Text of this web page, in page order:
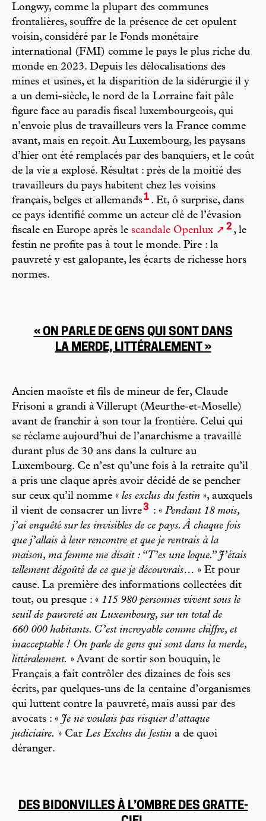
Longwy, comme la plupart des communes
frontalières, souffre de la présence de cet opulent
voisin, considéré par le Fonds monétaire
international (FMI) comme le pays le plus riche du
monde en 2023. Depuis les délocalisations des
mines et usines, et la disparition de la sidérurgie il y
a un demi-siècle, le nord de la Lorraine fait pâle
figure face au paradis fiscal luxembourgeois, qui
n’envoie plus de travailleurs vers la France comme
avant, mais en reçoit. Au Luxembourg, les paysans
d’hier ont été remplacés par des banquiers, et le coût
de la vie a explosé. Résultat : près de la moitié des
travailleurs du pays habitent chez les voisins
français, belges et allemands1 . Et, ô surprise, dans
ce pays identifié comme un acteur clé de l’évasion
fiscale en Europe après le scandale Openlux 2 , le
festin ne profite pas à tout le monde. Pire : la
pauvreté y est galopante, les écarts de richesse hors
normes.
« ON PARLE DE GENS QUI SONT DANS
LA MERDE, LITTÉRALEMENT »
Ancien maoïste et fils de mineur de fer, Claude
Frisoni a grandi à Villerupt (Meurthe-et-Moselle)
avant de franchir à son tour la frontière. Celui qui
se réclame aujourd’hui de l’anarchisme a travaillé
durant plus de 30 ans dans la culture au
Luxembourg. Ce n’est qu’une fois à la retraite qu’il
a pris une claque après avoir décidé de se pencher
sur ceux qu’il nomme « les exclus du festin », auxquels
il vient de consacrer un livre3 : « Pendant 18 mois,
j’ai enquêté sur les invisibles de ce pays. À chaque fois
que j’allais à leur rencontre et que je rentrais à la
maison, ma femme me disait : “T’es une loque.” J’étais
tellement dégoûté de ce que je découvrais… » Et pour
cause. La première des informations collectées dit
tout, ou presque : « 115 980 personnes vivent sous le
seuil de pauvreté au Luxembourg, sur un total de
660 000 habitants. C’est incroyable comme chiffre, et
inacceptable ! On parle de gens qui sont dans la merde,
littéralement. » Avant de sortir son bouquin, le
Français a fait contrôler des dizaines de fois ses
écrits, par quelques-uns de la centaine d’organismes
qui luttent contre la pauvreté, mais aussi par des
avocats : « Je ne voulais pas risquer d’attaque
judiciaire. » Car Les Exclus du festin a de quoi
déranger.
DES BIDONVILLES À L’OMBRE DES GRATTE-